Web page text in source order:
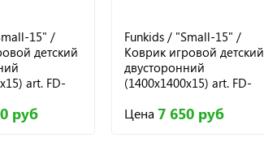
15" /
детский
art. FD-
руб
Funkids / "Small-15" /
Коврик игровой детский
двусторонний
(1400х1400х15) art. FD-
Цена 7 650 руб